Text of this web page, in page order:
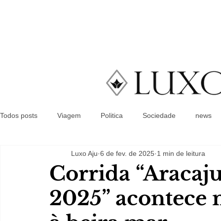
Todos posts Viagem Politica Sociedade news
Corrida
2025” acontece
Luxo Aju 6 de fev. de 2025 1 min de leitura